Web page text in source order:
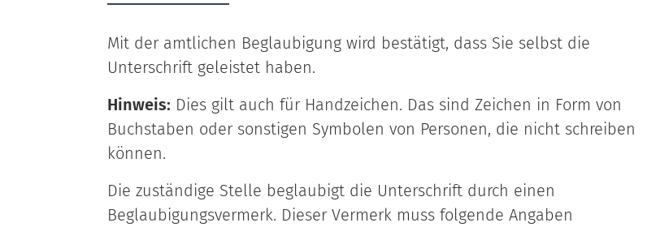
Mit der amtlichen Beglaubigung wird bestätigt, dass Sie selbst die
Unterschrift geleistet haben.
Hinweis: Dies gilt auch für Handzeichen. Das sind Zeichen in Form von
Buchstaben oder sonstigen Symbolen von Personen, die nicht schreiben
können.
Die zuständige Stelle beglaubigt die Unterschrift durch einen
Beglaubigungsvermerk. Dieser Vermerk muss folgende Angaben